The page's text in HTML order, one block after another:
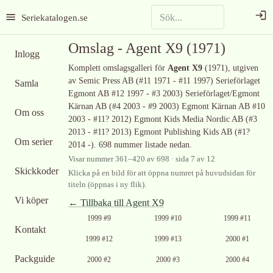
Seriekatalogen.se
Inlogg
Samla
Om oss
Om serier
Skickkoder
Vi köper
Kontakt
Packguide
Omslag - Agent X9 (1971)
Komplett omslagsgalleri för Agent X9 (1971), utgiven
av Semic Press AB (#11 1971 - #11 1997) Serieförlaget
Egmont AB #12 1997 - #3 2003) Serieförlaget/Egmont
Kärnan AB (#4 2003 - #9 2003) Egmont Kärnan AB #10
2003 - #11? 2012) Egmont Kids Media Nordic AB (#3
2013 - #11? 2013) Egmont Publishing Kids AB (#1?
2014 -). 698 nummer listade nedan.
Visar nummer361–420 av 698 · sida 7 av 12
Klicka på en bild för att öppna numret på huvudsidan för
titeln (öppnas i ny flik).
← Tillbaka till Agent X9
1999 #9 1999 #10 1999 #11
1999 #12 1999 #13 2000 #1
Ingen bild
2000 #2 2000 #3 2000 #4